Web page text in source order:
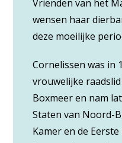
Vrienden van het
wensen haar
deze moeilijke
Cornelissen was in
vrouwelijke
Boxmeer en nam
Staten van Noord-
Kamer en de